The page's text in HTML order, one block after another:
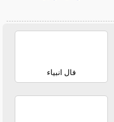
فال انبیاء